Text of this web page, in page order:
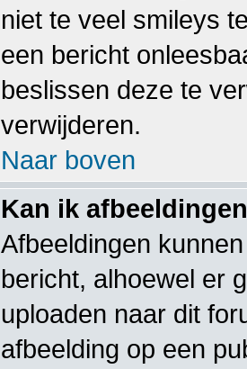
niet te veel smileys
een bericht
beslissen deze te
verwijderen.
Naar boven
Kan ik
Afbeeldingen
bericht, alhoewel er
uploaden naar dit
afbeelding op een